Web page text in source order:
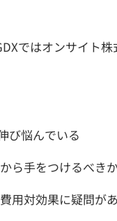
ではオンサイト
び悩んでいる
ら手をつけるべき
用対効果に疑問が